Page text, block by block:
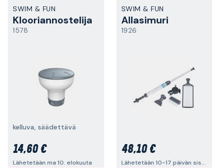
SWIM & FUN
Klooriannostelija
1578
kelluva, säädettävä
14,60 €
Lähetetään ma 10. elokuuta
SWIM & FUN
Allasimuri
1926
48,10 €
Lähetetään 10-17 päivän sisällä